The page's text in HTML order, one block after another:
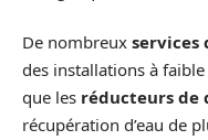
De nombreux services
des installations à
que les réducteurs de
récupération d’eau de